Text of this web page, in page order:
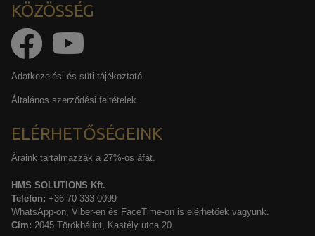
KÖZÖSSÉG
Adatkezelési és süti tájékoztató
Általános szerződési feltételek
ELÉRHETŐSÉGEINK
Áraink tartalmazzák a 27%-os áfát.
HMS SOLUTIONS Kft.
Telefon: +36 70 333 0099
WhatsApp-on, Viber-en és FaceTime-on is elérhetőek vagyunk.
Cím: 2045 Törökbálint, Kastély utca 20.